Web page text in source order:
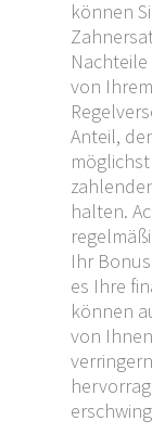
können
Nachteile
von
Anteil,
halten.
Ihr
es Ihre
können
von